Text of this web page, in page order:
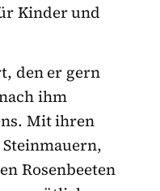
Kinder und
den er gern
ihm
Mit ihren
Rosenbeeten